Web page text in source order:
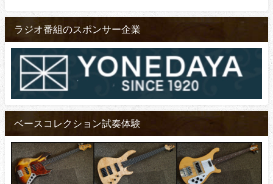
ラジオ番組のスポンサー企業
ベースコレクション試奏体験